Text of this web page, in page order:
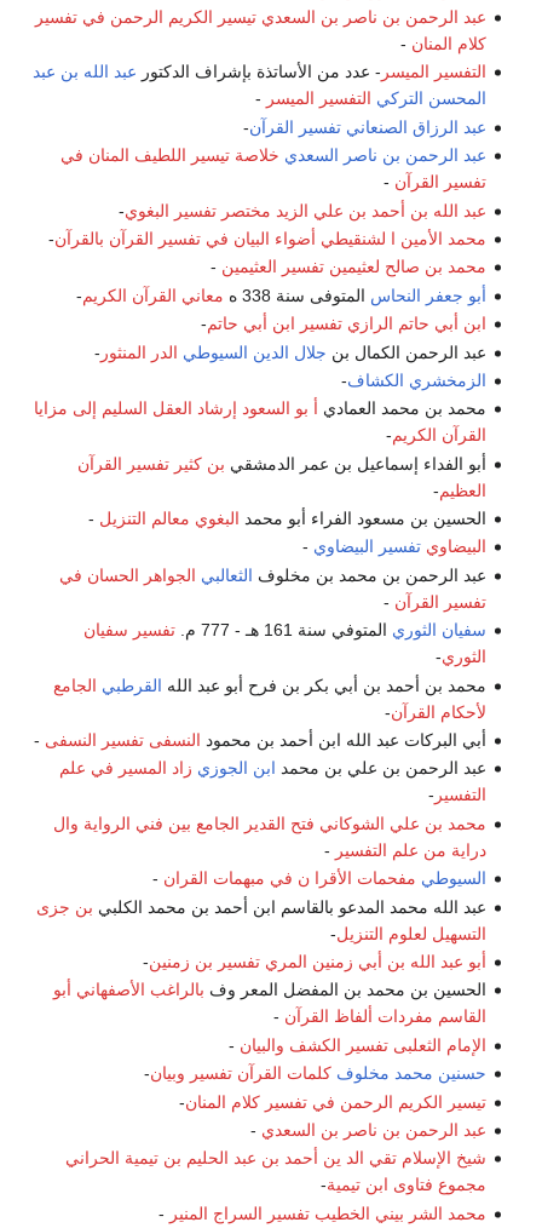
عبد الرحمن بن ناصر بن السعدي تيسير الكريم الرحمن في تفسير
كلام المنان -
التفسير الميسر - عدد من الأساتذة بإشراف الدكتور عبد الله بن عبد
المحسن التركي التفسير الميسر -
عبد الرزاق الصنعاني تفسير القرآن-
عبد الرحمن بن ناصر السعدي خلاصة تيسير اللطيف المنان في
تفسير القرآن -
عبد الله بن أحمد بن علي الزيد مختصر تفسير البغوي-
محمد الأمين ا لشنقيطي أضواء البيان في تفسير القرآن بالقرآن-
محمد بن صالح لعثيمين تفسير العثيمين -
أبو جعفر النحاس المتوفى سنة 338 ه معاني القرآن الكريم-
ابن أبي حاتم الرازي تفسير ابن أبي حاتم-
عبد الرحمن الكمال بن جلال الدين السيوطي الدر المنثور -
الزمخشري الكشاف-
محمد بن محمد العمادي أ بو السعود إرشاد العقل السليم إلى مزايا
القرآن الكريم-
أبو الفداء إسماعيل بن عمر الدمشقي بن كثير تفسير القرآن
العظيم-
الحسين بن مسعود الفراء أبو محمد البغوي معالم التنزيل -
البيضاوي تفسير البيضاوي -
عبد الرحمن بن محمد بن مخلوف الثعالبي الجواهر الحسان في
تفسير القرآن -
سفيان الثوري المتوفي سنة 161 هـ - 777 م.
تفسير سفيان
الثوري-
محمد بن أحمد بن أبي بكر بن فرح أبو عبد الله القرطبي الجامع
لأحكام القرآن-
أبي البركات عبد الله ابن أحمد بن محمود النسفى تفسير النسفى -
عبد الرحمن بن علي بن محمد ابن الجوزي زاد المسير في علم
التفسير -
محمد بن علي الشوكاني فتح القدير الجامع بين فني الرواية وال
دراية من علم التفسير -
السيوطي مفحمات الأقرا ن في مبهمات القران -
عبد الله محمد المدعو بالقاسم ابن أحمد بن محمد الكلبي بن جزى
التسهيل لعلوم التنزيل-
أبو عبد الله بن أبي زمنين المري تفسير بن زمنين-
الحسين بن محمد بن المفضل المعر وف بالراغب الأصفهاني أبو
القاسم مفردات ألفاظ القرآن -
الإمام الثعلبى تفسير الكشف والبيان -
حسنين محمد مخلوف كلمات القرآن تفسير وبيان-
تيسير الكريم الرحمن في تفسير كلام المنان-
عبد الرحمن بن ناصر بن السعدي -
شيخ الإسلام تقي الد ين أحمد بن عبد الحليم بن تيمية الحراني
مجموع فتاوى ابن تيمية-
محمد الشر بيني الخطيب تفسير السراج المنير -